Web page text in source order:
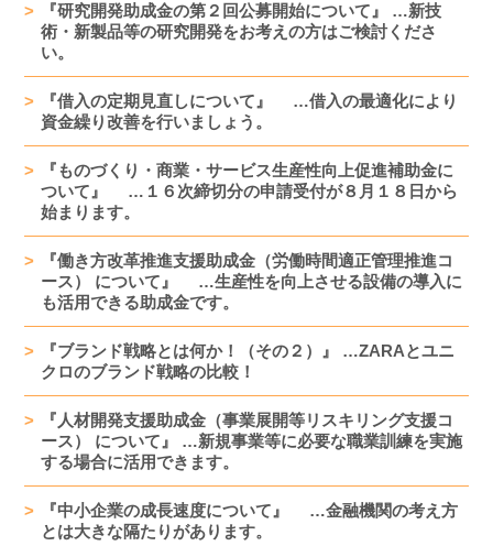
『研究開発助成金の第２回公募開始について』 …新技
術・新製品等の研究開発をお考えの方はご検討くださ
い。
『借入の定期見直しについて』 …借入の最適化により
資金繰り改善を行いましょう。
『ものづくり・商業・サービス生産性向上促進補助金に
ついて』 …１６次締切分の申請受付が８月１８日から
始まります。
『働き方改革推進支援助成金（労働時間適正管理推進コ
ース） について』 …生産性を向上させる設備の導入に
も活用できる助成金です。
『ブランド戦略とは何か！（その２）』 …ZARAとユニ
クロのブランド戦略の比較！
『人材開発支援助成金（事業展開等リスキリング支援コ
ース） について』 …新規事業等に必要な職業訓練を実施
する場合に活用できます。
『中小企業の成長速度について』 …金融機関の考え方
とは大きな隔たりがあります。